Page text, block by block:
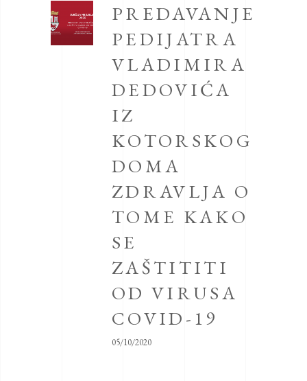
PREDAVANJE
PEDIJATRA
VLADIMIRA
DEDOVIĆA
IZ
KOTORSKOG
DOMA
ZDRAVLJA O
TOME KAKO
SE
ZAŠTITITI
OD VIRUSA
COVID-19
05/10/2020